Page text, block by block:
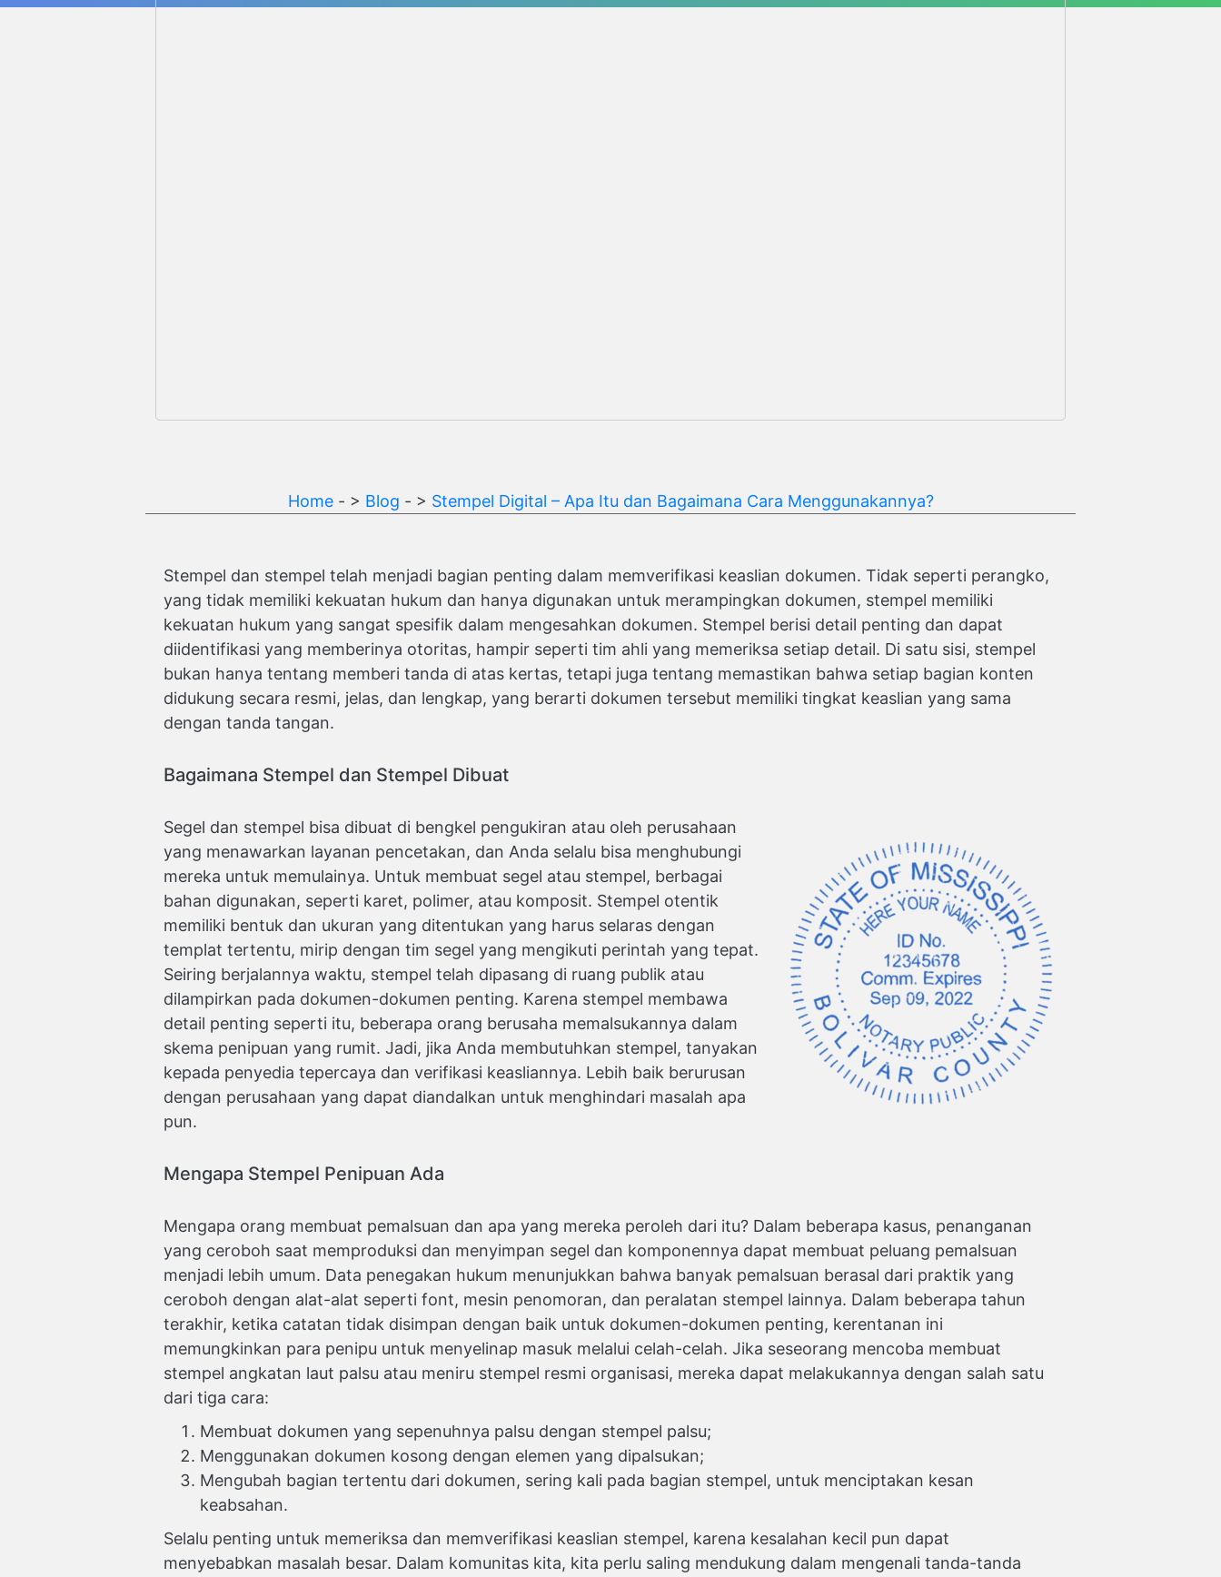
Home- > Blog - > Stempel Digital – Apa Itu dan Bagaimana Cara Menggunakannya?
Stempel dan stempel telah menjadi bagian penting dalam memverifikasi keaslian dokumen. Tidak seperti perangko,
yang tidak memiliki kekuatan hukum dan hanya digunakan untuk merampingkan dokumen, stempel memiliki
kekuatan hukum yang sangat spesifik dalam mengesahkan dokumen. Stempel berisi detail penting dan dapat
diidentifikasi yang memberinya otoritas, hampir seperti tim ahli yang memeriksa setiap detail. Di satu sisi, stempel
bukan hanya tentang memberi tanda di atas kertas, tetapi juga tentang memastikan bahwa setiap bagian konten
didukung secara resmi, jelas, dan lengkap, yang berarti dokumen tersebut memiliki tingkat keaslian yang sama
dengan tanda tangan.
Bagaimana Stempel dan Stempel Dibuat
Segel dan stempel bisa dibuat di bengkel pengukiran atau oleh perusahaan
yang menawarkan layanan pencetakan, dan Anda selalu bisa menghubungi
mereka untuk memulainya. Untuk membuat segel atau stempel, berbagai
bahan digunakan, seperti karet, polimer, atau komposit. Stempel otentik
memiliki bentuk dan ukuran yang ditentukan yang harus selaras dengan
templat tertentu, mirip dengan tim segel yang mengikuti perintah yang tepat.
Seiring berjalannya waktu, stempel telah dipasang di ruang publik atau
dilampirkan pada dokumen-dokumen penting. Karena stempel membawa
detail penting seperti itu, beberapa orang berusaha memalsukannya dalam
skema penipuan yang rumit. Jadi, jika Anda membutuhkan stempel, tanyakan
kepada penyedia tepercaya dan verifikasi keasliannya. Lebih baik berurusan
dengan perusahaan yang dapat diandalkan untuk menghindari masalah apa
pun.
Mengapa Stempel Penipuan Ada
Mengapa orang membuat pemalsuan dan apa yang mereka peroleh dari itu? Dalam beberapa kasus, penanganan
yang ceroboh saat memproduksi dan menyimpan segel dan komponennya dapat membuat peluang pemalsuan
menjadi lebih umum. Data penegakan hukum menunjukkan bahwa banyak pemalsuan berasal dari praktik yang
ceroboh dengan alat-alat seperti font, mesin penomoran, dan peralatan stempel lainnya. Dalam beberapa tahun
terakhir, ketika catatan tidak disimpan dengan baik untuk dokumen-dokumen penting, kerentanan ini
memungkinkan para penipu untuk menyelinap masuk melalui celah-celah. Jika seseorang mencoba membuat
stempel angkatan laut palsu atau meniru stempel resmi organisasi, mereka dapat melakukannya dengan salah satu
dari tiga cara:
Membuat dokumen yang sepenuhnya palsu dengan stempel palsu;
Menggunakan dokumen kosong dengan elemen yang dipalsukan;
Mengubah bagian tertentu dari dokumen, sering kali pada bagian stempel, untuk menciptakan kesan
keabsahan.
Selalu penting untuk memeriksa dan memverifikasi keaslian stempel, karena kesalahan kecil pun dapat
menyebabkan masalah besar. Dalam komunitas kita, kita perlu saling mendukung dalam mengenali tanda-tanda